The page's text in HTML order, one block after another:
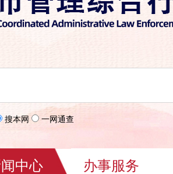
搜本网 一网通查
中心 办事服务